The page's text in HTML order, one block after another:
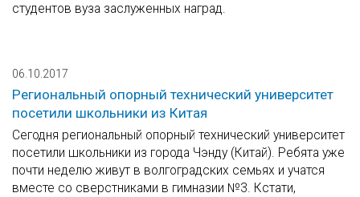
студентов вуза заслуженных наград.
06.10.2017
Региональный опорный технический университет
посетили школьники из Китая
Сегодня региональный опорный технический университет
посетили школьники из города Чэнду (Китай). Ребята уже
почти неделю живут в волгоградских семьях и учатся
вместе со сверстниками в гимназии №3. Кстати,